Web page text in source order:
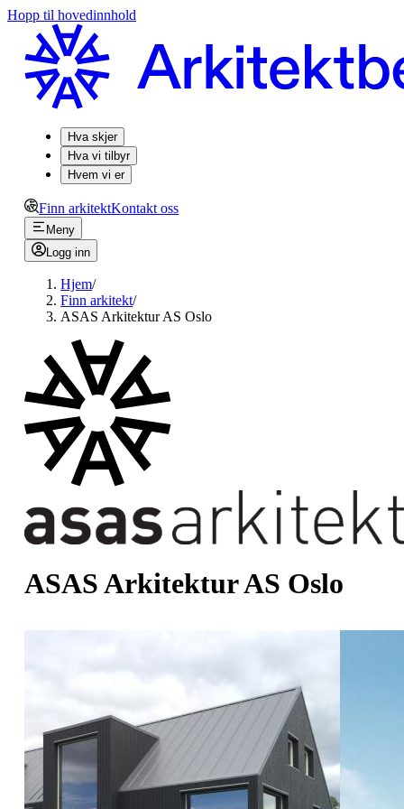
Hopp til hovedinnhold
Hva skjer
Hva vi tilbyr
Hvem vi er
Finn arkitektKontakt oss
Meny
Logg inn
Hjem/
Finn arkitekt/
ASAS Arkitektur AS Oslo
ASAS Arkitektur AS Oslo